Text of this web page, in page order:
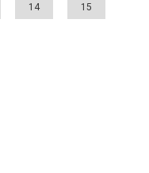
14 15